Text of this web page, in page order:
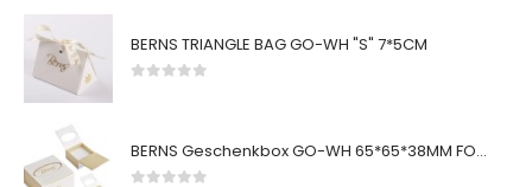
BERNS TRIANGLE BAG GO-WH "S" 7*5CM
BERNS Geschenkbox GO-WH 65*65*38MM FOR SMALL SETS